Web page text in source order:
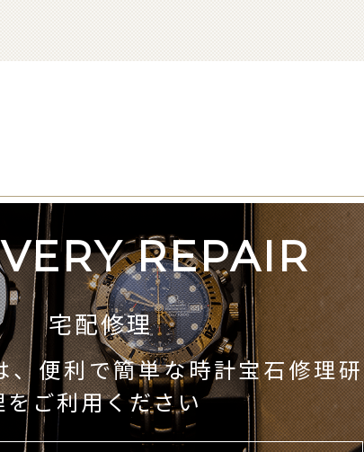
REPAIR
宅配修理
、便利で簡単な時計宝石修理研
ご利用ください